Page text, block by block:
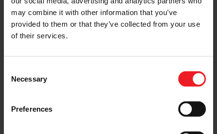
may combine it with other information that you’ve
provided to them or that they’ve collected from your use
of their services.
Selection
Necessary
Preferences
celom svete sa používa viac než 110 miliónov
turbodúchadiel Garrett. Príjmy spoločnosti Garrett
dosiahli v roku 2021 približne 3.6 miliardy USD.